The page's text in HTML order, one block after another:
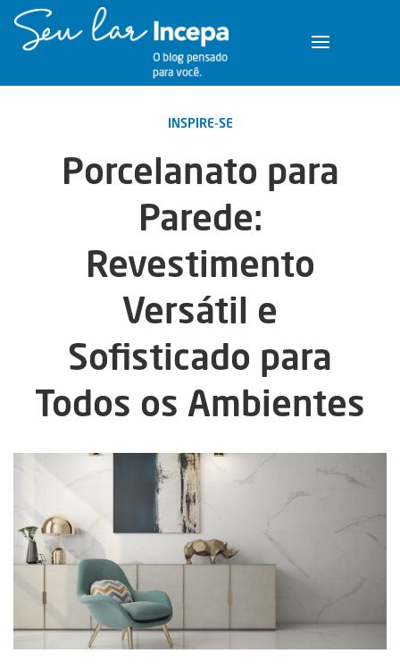
INSPIRE-SE
Porcelanato para
Parede:
Revestimento
Versátil e
Sofisticado para
Todos os Ambientes